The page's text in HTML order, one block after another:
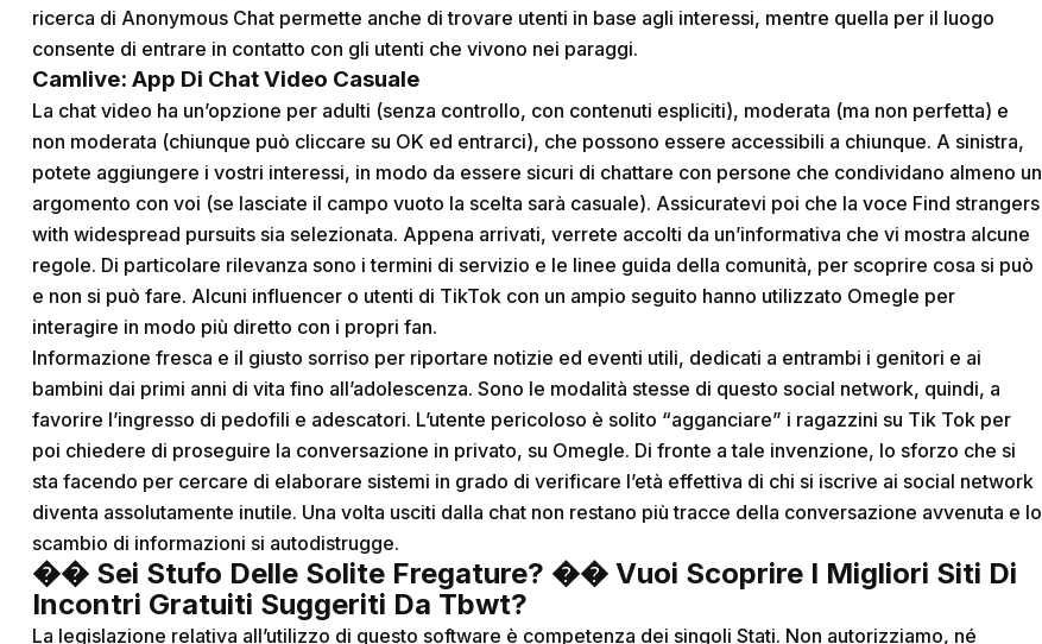
ricerca di Anonymous Chat permette anche di trovare utenti in base agli interessi, mentre quella per il luogo
consente di entrare in contatto con gli utenti che vivono nei paraggi.
Camlive: App Di Chat Video Casuale
La chat video ha un’opzione per adulti (senza controllo, con contenuti espliciti), moderata (ma non perfetta) e
non moderata (chiunque può cliccare su OK ed entrarci), che possono essere accessibili a chiunque. A sinistra,
potete aggiungere i vostri interessi, in modo da essere sicuri di chattare con persone che condividano almeno un
argomento con voi (se lasciate il campo vuoto la scelta sarà casuale). Assicuratevi poi che la voce Find strangers
with widespread pursuits sia selezionata. Appena arrivati, verrete accolti da un’informativa che vi mostra alcune
regole. Di particolare rilevanza sono i termini di servizio e le linee guida della comunità, per scoprire cosa si può
e non si può fare. Alcuni influencer o utenti di TikTok con un ampio seguito hanno utilizzato Omegle per
interagire in modo più diretto con i propri fan.
Informazione fresca e il giusto sorriso per riportare notizie ed eventi utili, dedicati a entrambi i genitori e ai
bambini dai primi anni di vita fino all’adolescenza. Sono le modalità stesse di questo social network, quindi, a
favorire l’ingresso di pedofili e adescatori. L’utente pericoloso è solito “agganciare” i ragazzini su Tik Tok per
poi chiedere di proseguire la conversazione in privato, su Omegle. Di fronte a tale invenzione, lo sforzo che si
sta facendo per cercare di elaborare sistemi in grado di verificare l’età effettiva di chi si iscrive ai social network
diventa assolutamente inutile. Una volta usciti dalla chat non restano più tracce della conversazione avvenuta e lo
scambio di informazioni si autodistrugge.
�� Sei Stufo Delle Solite Fregature? �� Vuoi Scoprire I Migliori Siti Di
Incontri Gratuiti Suggeriti Da Tbwt?
La legislazione relativa all’utilizzo di questo software è competenza dei singoli Stati. Non autorizziamo, né